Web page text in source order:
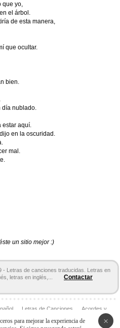
que yo,
el árbol.
de esta manera,
que ocultar.
bien.
día nublado.
estar aquí.
en la oscuridad.
mal.
un sitio mejor :)
- Letras de canciones traducidas. Letras en
letras en inglés,...
Contactar
Letras de Canciones
Acordes y
×
para mejorar la experiencia de